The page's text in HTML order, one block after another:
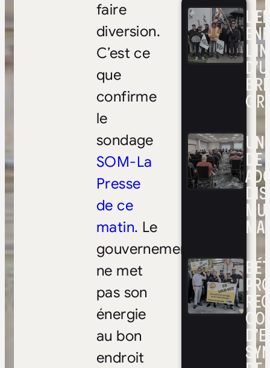
DE
faire
diversion.
C’est ce
que
confirme
le
sondage
SOM-La
Presse
de ce
matin. Le
gouvernement
ne met
pas son
énergie
au bon
endroit